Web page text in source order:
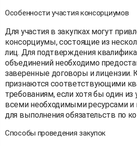
Особенности участия консорциумов
Для участия в закупках могут
консорциумы, состоящие из
лиц. Для подтверждения
объединений необходимо
заверенные договоры и лицензии.
признаются соответствующими
требованиям, если хотя бы один из
всеми необходимыми ресурсами и
для выполнения обязательств по
Способы проведения закупок